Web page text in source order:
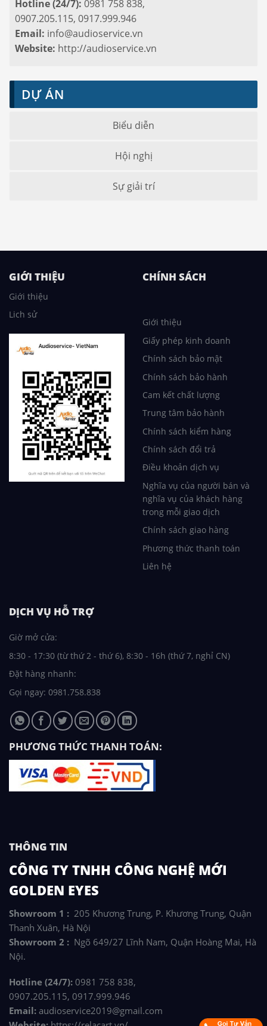
Hotline (24/7): 0981 758 838,
0907.205.115, 0917.999.946
Email: info@audioservice.vn
Website: http://audioservice.vn
DỰ ÁN
Biểu diễn
Hội nghị
Sự giải trí
GIỚI THIỆU
Giới thiệu
Lich sử
CHÍNH SÁCH
Giới thiệu
Giấy phép kinh doanh
Chính sách bảo mật
Chính sách bảo hành
Cam kết chất lượng
Trung tâm bảo hành
Chính sách kiểm hàng
Chính sách đổi trả
Điều khoản dịch vụ
Nghĩa vụ của người bán và
nghĩa vụ của khách hàng
trong mỗi giao dịch
Chính sách giao hàng
Phương thức thanh toán
Liên hệ
DỊCH VỤ HỖ TRỢ
Giờ mở cửa:
8:30 - 17:30 (từ thứ 2 - thứ 6), 8:30 - 16h (thứ 7, nghỉ CN)
Đặt hàng nhanh:
Gọi ngay: 0981.758.838
PHƯƠNG THỨC THANH TOÁN:
THÔNG TIN
CÔNG TY TNHH CÔNG NGHỆ MỚI
GOLDEN EYES
Showroom 1 : 205 Khương Trung, P. Khương Trung, Quận
Thanh Xuân, Hà Nội
Showroom 2 : Ngõ 649/27 Lĩnh Nam, Quận Hoàng Mai, Hà
Nội.
Hotline (24/7): 0981 758 838,
0907.205.115, 0917.999.946
Email: audioservice2019@gmail.com